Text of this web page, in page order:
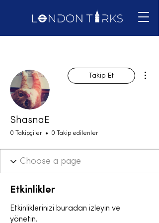
Takip Et
ShasnaE
0 Takipçiler 0 Takip edilenler
Etkinlikler
Etkinliklerinizi buradan izleyin ve
yönetin.